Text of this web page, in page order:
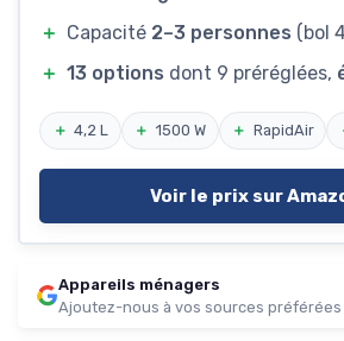
＋ Capacité 2–3 personnes (bol
＋ 13 options dont 9 préréglées,
＋ 4,2 L ＋ 1500 W ＋ RapidAir
Voir le prix sur
Appareils ménagers
Ajoutez-nous à vos sources préférées